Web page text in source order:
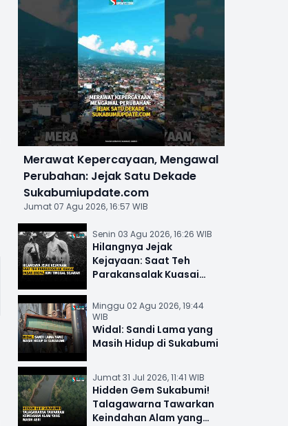
Merawat Kepercayaan, Mengawal
Perubahan: Jejak Satu Dekade
Sukabumiupdate.com
Jumat 07 Agu 2026, 16:57 WIB
Senin 03 Agu 2026, 16:26 WIB
Hilangnya Jejak
Kejayaan: Saat Teh
Parakansalak Kuasai
Sejarah
Minggu 02 Agu 2026, 19:44
WIB
Widal: Sandi Lama yang
Masih Hidup di Sukabumi
Jumat 31 Jul 2026, 11:41 WIB
Hidden Gem Sukabumi!
Talagawarna Tawarkan
Keindahan Alam yang